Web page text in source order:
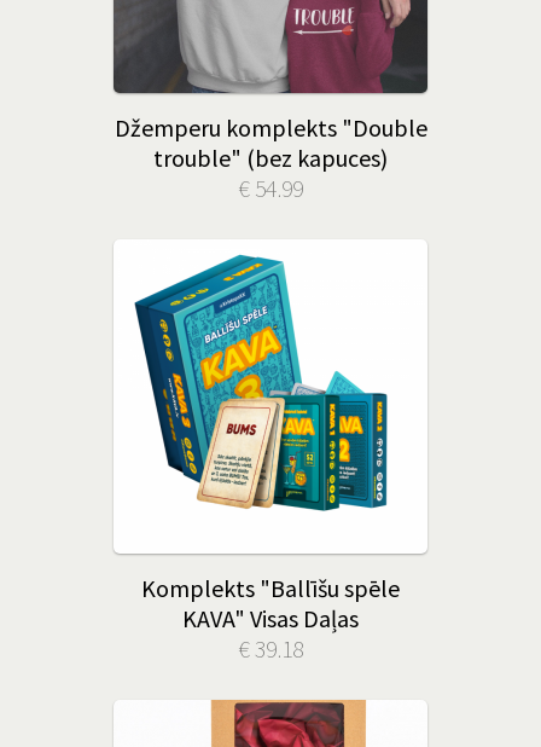
Džemperu komplekts "Double
trouble" (bez kapuces)
€ 54.99
Komplekts "Ballīšu spēle
KAVA" Visas Daļas
€ 39.18